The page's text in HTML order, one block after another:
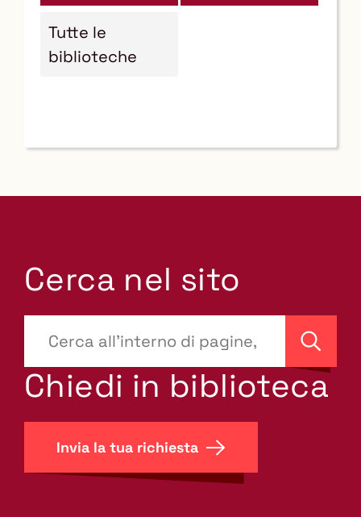
Tutte le
biblioteche
Cerca nel sito
site-
search.label???
Cerca
Chiedi in biblioteca
Invia la tua richiesta